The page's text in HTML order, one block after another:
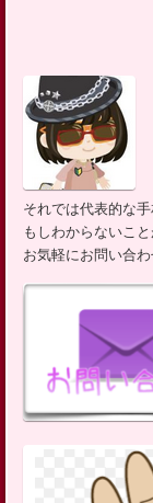
プ
それでは代表的な
もしわからないこと
お気軽にお問い合わ